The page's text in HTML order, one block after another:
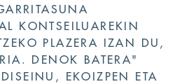
KONTSEILUAREKIN
PLAZERA IZAN DU,
DENOK BATERA"
EKOIZPEN ETA